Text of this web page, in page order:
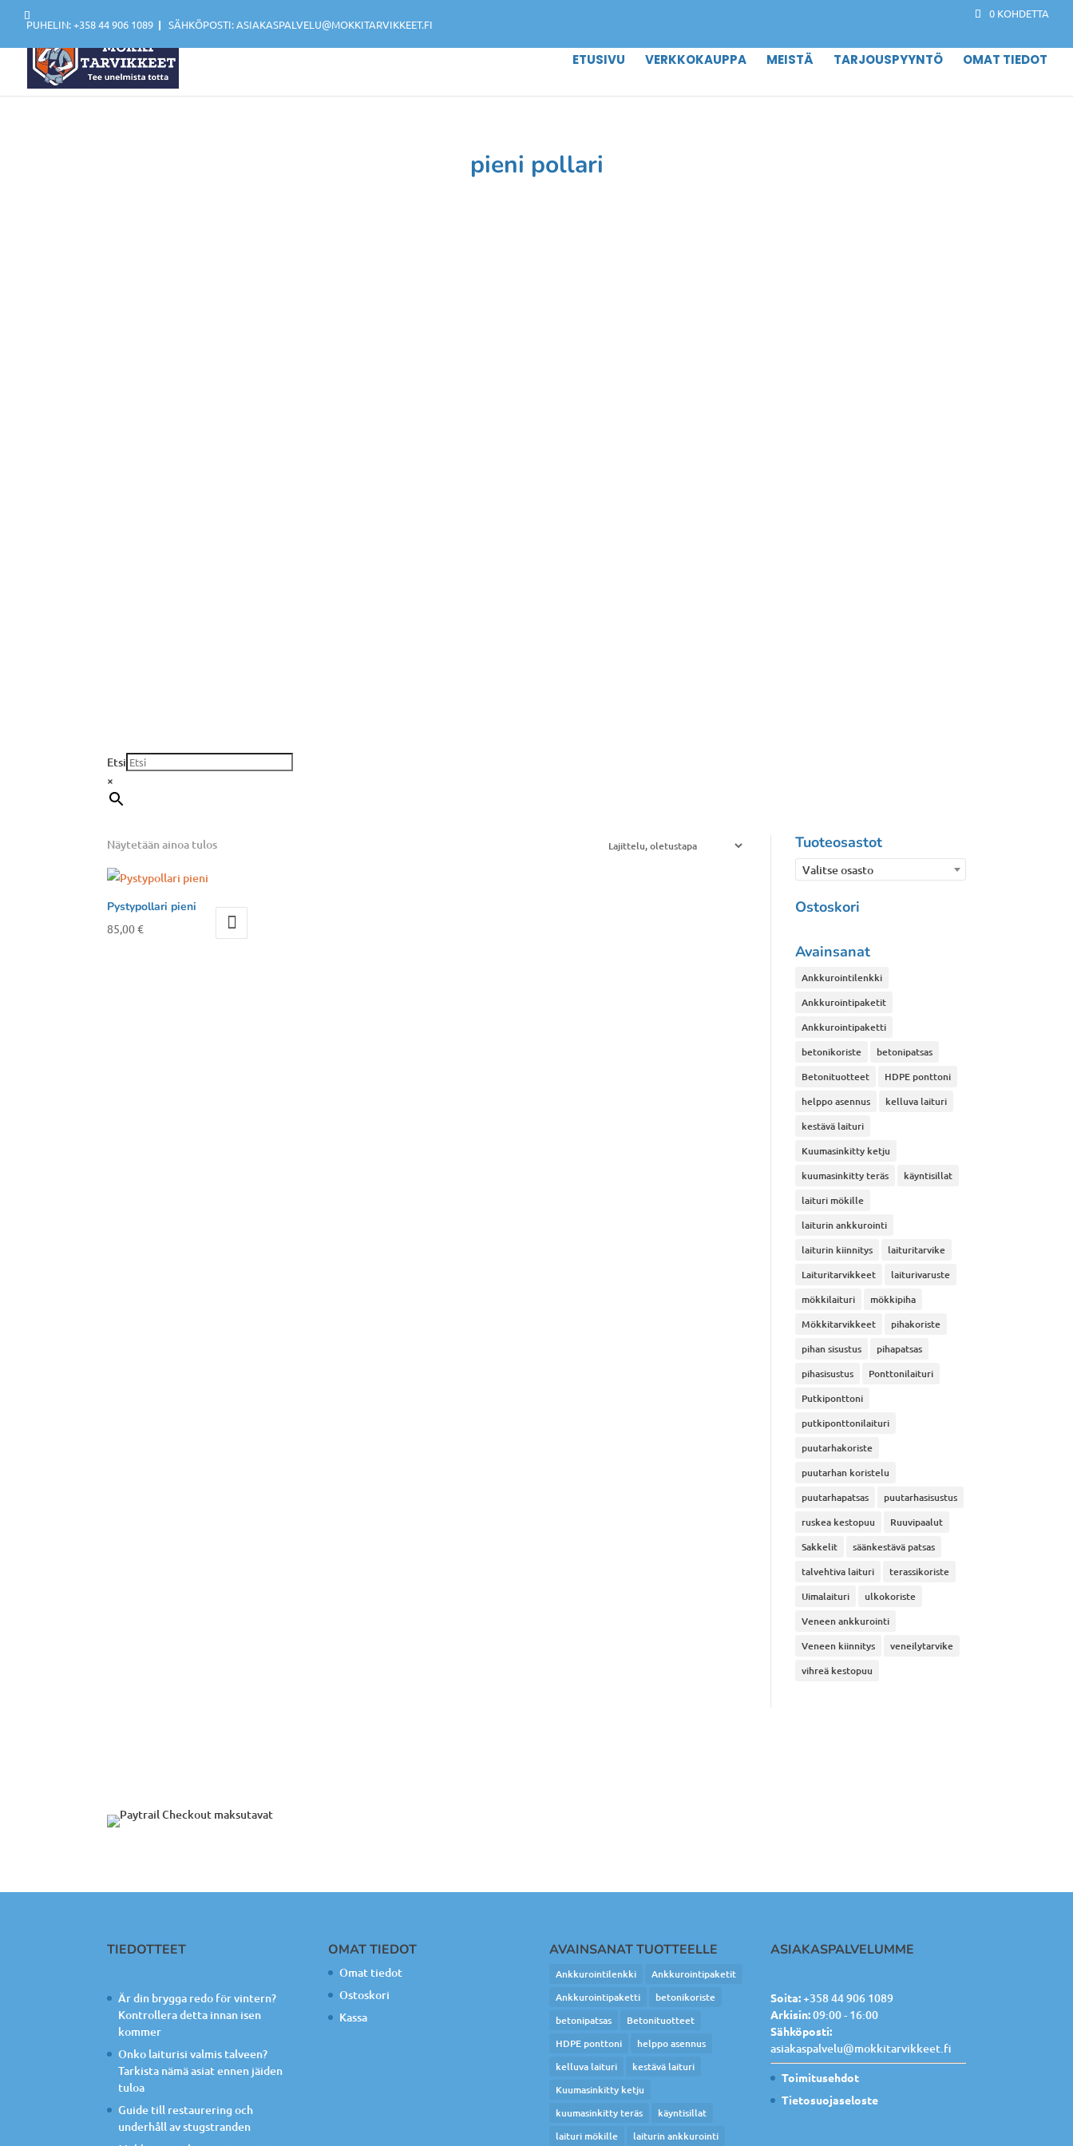
PUHELIN: +358 44 906 1089 | SÄHKÖPOSTI: ASIAKASPALVELU@MOKKITARVIKKEET.FI
0 KOHDETTA
ETUSIVU VERKKOKAUPPA MEISTÄ TARJOUSPYYNTÖ OMAT TIEDOT
pieni pollari
Etsi
×
Näytetään ainoa tulos
Pystypollari pieni
85,00€
Tuoteosastot
Valitse osasto
Ostoskori
Avainsanat
Ankkurointilenkki
Ankkurointipaketit
Ankkurointipaketti
betonikoriste
betonipatsas
Betonituotteet
HDPE ponttoni
helppo asennus
kelluva laituri
kestävä laituri
Kuumasinkitty ketju
kuumasinkitty teräs
käyntisillat
laituri mökille
laiturin ankkurointi
laiturin kiinnitys
laituritarvike
Laituritarvikkeet
laiturivaruste
mökkilaituri
mökkipiha
Mökkitarvikkeet
pihakoriste
pihan sisustus
pihapatsas
pihasisustus
Ponttonilaituri
Putkiponttoni
putkiponttonilaituri
puutarhakoriste
puutarhan koristelu
puutarhapatsas
puutarhasisustus
ruskea kestopuu
Ruuvipaalut
Sakkelit
säänkestävä patsas
talvehtiva laituri
terassikoriste
Uimalaituri
ulkokoriste
Veneen ankkurointi
Veneen kiinnitys
veneilytarvike
vihreä kestopuu
TIEDOTTEET
Är din brygga redo för vintern?
Kontrollera detta innan isen
kommer
Onko laiturisi valmis talveen?
Tarkista nämä asiat ennen jäiden
tuloa
Guide till restaurering och
underhåll av stugstranden
OMAT TIEDOT
Omat tiedot
Ostoskori
Kassa
AVAINSANAT TUOTTEELLE
Ankkurointilenkki
Ankkurointipaketit
Ankkurointipaketti
betonikoriste
betonipatsas
Betonituotteet
HDPE ponttoni
helppo asennus
kelluva laituri
kestävä laituri
Kuumasinkitty ketju
kuumasinkitty teräs
käyntisillat
laituri mökille
laiturin ankkurointi
ASIAKASPALVELUMME
Soita:+358 44 906 1089
Arkisin:09:00 - 16:00
Sähköposti:
asiakaspalvelu@mokkitarvikkeet.fi
Toimitusehdot
Tietosuojaseloste